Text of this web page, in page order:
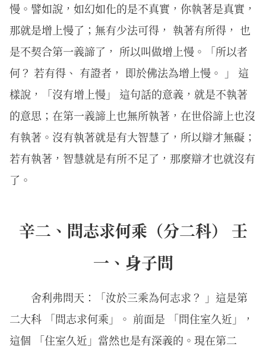
慢。譬如說，如幻如化的是不真實，你執著是真實，
那就是增上慢了；無有少法可得， 執著有所得， 也
是不契合第一義諦了， 所以叫做增上慢。「所以者
何？ 若有得、 有證者， 即於佛法為增上慢。 」 這
樣說，「沒有增上慢」 這句話的意義，就是不執著
的意思；在第一義諦上也無所執著，在世俗諦上也沒
有執著。沒有執著就是有大智慧了，所以辯才無礙；
若有執著，智慧就是有所不足了，那麼辯才也就沒有
了。
辛二、問志求何乘（分二科） 壬
一、身子問
舍利弗問天：「汝於三乘為何志求？ 」這是第
二大科 「問志求何乘」。 前面是 「問住室久近」，
這個 「住室久近」當然也是有深義的。現在第二